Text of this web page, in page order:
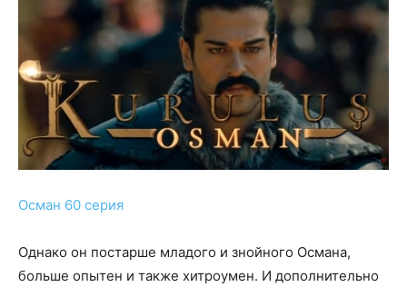
Осман 60 серия
Однако он постарше младого и знойного Османа,
больше опытен и также хитроумен. И дополнительно